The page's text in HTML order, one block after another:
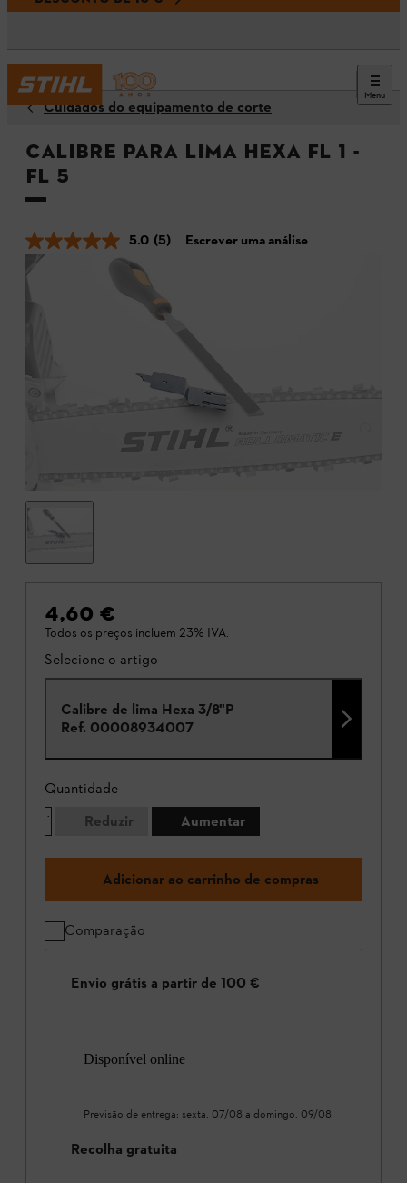
Menu
Cuidados do equipamento de corte
Calibre para lima Hexa FL 1 -
FL 5
5.0 (5) Escrever uma análise
4,60 €
Todos os preços incluem 23% IVA.
Selecione o artigo
Calibre de lima Hexa 3/8"P
Ref. 00008934007
Quantidade
Reduzir
Aumentar
Adicionar ao carrinho de compras
Comparação
Envio grátis a partir de 100 €
Disponível online
Previsão de entrega: sexta, 07/08 a domingo, 09/08
Recolha gratuita